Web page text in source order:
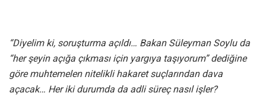
“Diyelim ki, soruşturma açıldı… Bakan Süleyman Soylu da
“her şeyin açığa çıkması için yargıya taşıyorum” dediğine
göre muhtemelen nitelikli hakaret suçlarından dava
açacak… Her iki durumda da adli süreç nasıl işler?